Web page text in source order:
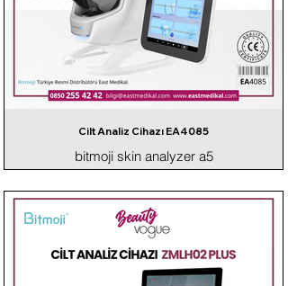
Cilt Analiz Cihazı EA4085
bitmoji skin analyzer a5